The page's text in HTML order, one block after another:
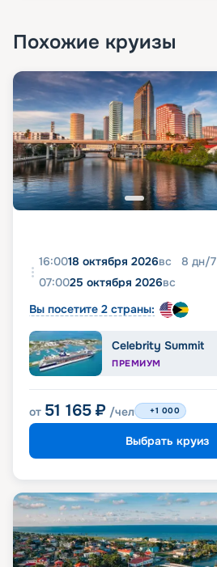
Похожие круизы
16:0018 октября 2026вс 8 дн/7
07:0025 октября 2026вс
Вы посетите 2 страны:
Celebrity Summit
ПРЕМИУМ
от 51 165 ₽ /чел +1 000
Выбрать круиз